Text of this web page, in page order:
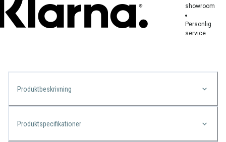
showroom
Personlig
service
Produktbeskrivning
Produktspecifikationer